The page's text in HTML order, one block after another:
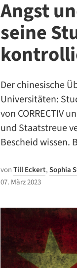
Angst
seine
Der chinesische
Universitäten:
von CORRECTIV
und Staatstreue
Bescheid wissen.
vonTill Eckert,Sophia
07. März 2023